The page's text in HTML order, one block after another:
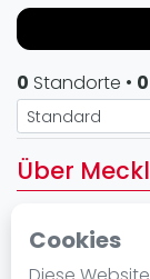
Cookies
Playtomic
Ranking
Männer
Frauen
FIP Männer
Blog
0 Standorte • 0
Standard
Über